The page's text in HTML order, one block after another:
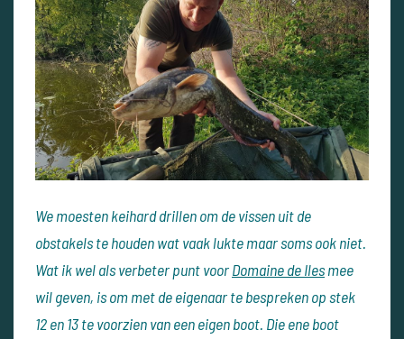
We moesten keihard drillen om de vissen uit de
obstakels te houden wat vaak lukte maar soms ook niet.
Wat ik wel als verbeter punt voorDomaine de Ilesmee
wil geven, is om met de eigenaar te bespreken op stek
12 en 13 te voorzien van een eigen boot. Die ene boot